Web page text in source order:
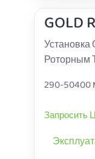
GOLD
Роторным
290-50400
Запросить